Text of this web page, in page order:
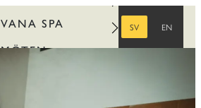
VANA SPA
MÖTEN
FÖRETAG
SV
EN